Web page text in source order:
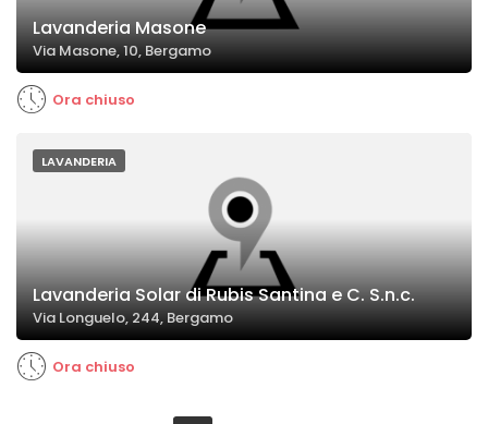
Lavanderia Masone
Via Masone, 10, Bergamo
Ora chiuso
LAVANDERIA
Lavanderia Solar di Rubis Santina e C. S.n.c.
Via Longuelo, 244, Bergamo
Ora chiuso